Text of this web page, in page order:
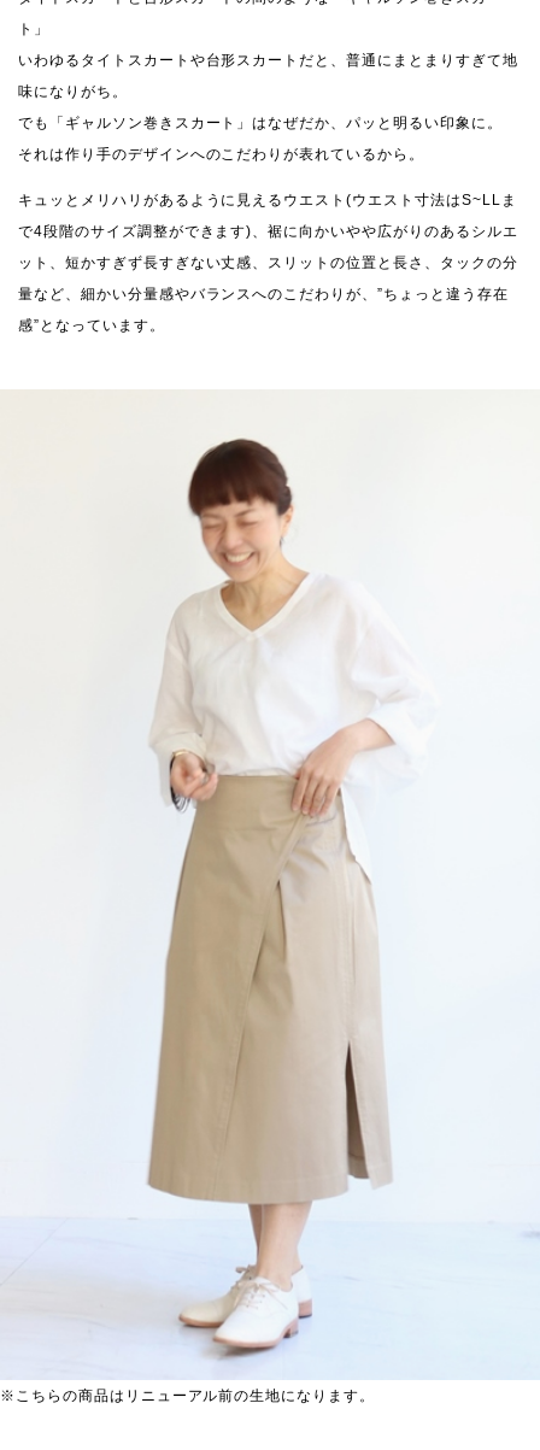
ト」
いわゆるタイトスカートや台形スカートだと、普通にまとまりすぎて地
味になりがち。
でも「ギャルソン巻きスカート」はなぜだか、パッと明るい印象に。
それは作り手のデザインへのこだわりが表れているから。
キュッとメリハリがあるように見えるウエスト(ウエスト寸法はS~LLま
で4段階のサイズ調整ができます)、裾に向かいやや広がりのあるシルエ
ット、短かすぎず長すぎない丈感、スリットの位置と長さ、タックの分
量など、細かい分量感やバランスへのこだわりが、”ちょっと違う存在
感”となっています。
※こちらの商品はリニューアル前の生地になります。